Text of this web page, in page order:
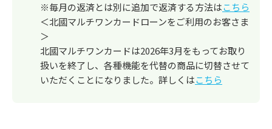
※毎月の返済とは別に追加で返済する方法はこちら
＜北國マルチワンカードローンをご利用のお客さま
＞
北國マルチワンカードは2026年3月をもってお取り
扱いを終了し、各種機能を代替の商品に切替させて
いただくことになりました。詳しくはこちら